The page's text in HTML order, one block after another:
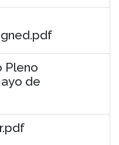
Pleno
de